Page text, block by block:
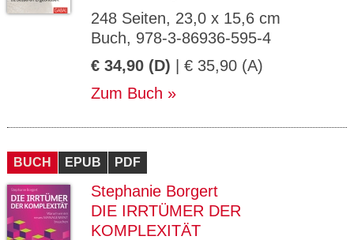
248 Seiten, 23,0 x 15,6 cm
Buch, 978-3-86936-595-4
€ 34,90 (D) | € 35,90 (A)
Zum Buch
BUCH EPUB PDF
Stephanie Borgert
DIE IRRTÜMER DER
KOMPLEXITÄT